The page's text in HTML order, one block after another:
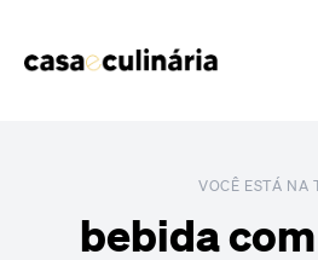
VOCÊ ESTÁ NA
bebida